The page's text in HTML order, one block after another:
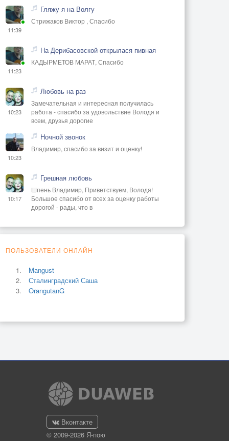
11:39
Гляжу я на Волгу
Стрижаков Виктор , Спасибо
11:23
На Дерибасовской открылася пивная
КАДЫРМЕТОВ МАРАТ, Спасибо
10:23
Любовь на раз
Замечательная и интересная получилась
работа - спасибо за удовольствие Володя и
всем, друзья дорогие
10:23
Ночной звонок
Владимир, спасибо за визит и оценку!
10:17
Грешная любовь
Шпень Владимир, Приветствуем, Володя!
Большое спасибо от всех за оценку работы
дорогой - рады, что в
ПОЛЬЗОВАТЕЛИ ОНЛАЙН
Mangust
Сталинградский Саша
OrangutanG
Вконтакте
© 2009-2026 Я-пою